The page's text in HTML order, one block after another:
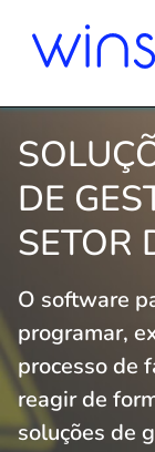
DE
SETOR
O software
programar,
processo de
reagir de
soluções de